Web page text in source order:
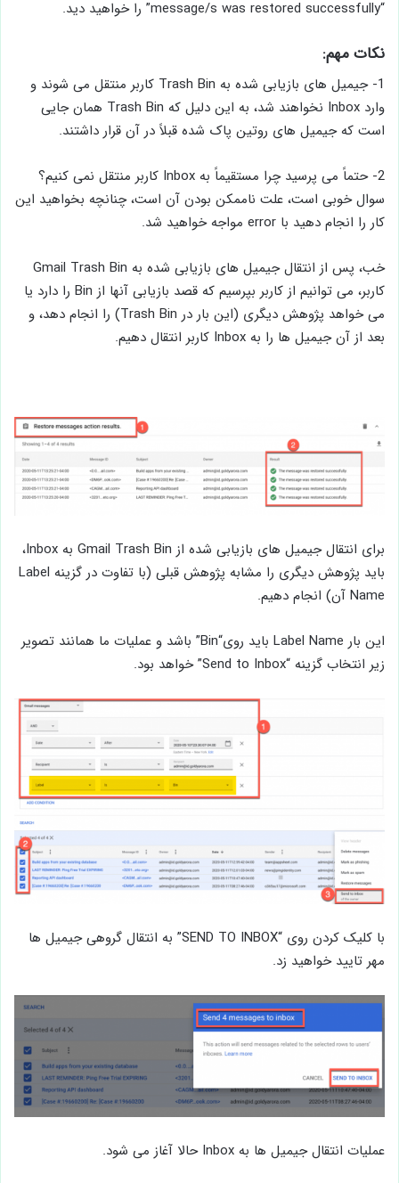
“message/s was restored successfully” را خواهید دید.
نکات مهم:
1- جیمیل های بازیابی شده به Trash Bin کاربر منتقل می شوند و
وارد Inbox نخواهند شد، به این دلیل که Trash Bin همان جایی
است که جیمیل های روتین پاک شده قبلاً در آن قرار داشتند.
2- حتماً می پرسید چرا مستقیماً به Inbox کاربر منتقل نمی کنیم؟
سوال خوبی است، علت ناممکن بودن آن است، چنانچه بخواهید این
کار را انجام دهید با error مواجه خواهید شد.
خب، پس از انتقال جیمیل های بازیابی شده به Gmail Trash Bin
کاربر، می توانیم از کاربر بپرسیم که قصد بازیابی آنها از Bin را دارد یا
می خواهد پژوهش دیگری (این بار در Trash Bin) را انجام دهد، و
بعد از آن جیمیل ها را به Inbox کاربر انتقال دهیم.
برای انتقال جیمیل های بازیابی شده از Gmail Trash Bin به Inbox،
باید پژوهش دیگری را مشابه پژوهش قبلی (با تفاوت در گزینه Label
Name آن) انجام دهیم.
این بار Label Name باید روی“Bin” باشد و عملیات ما همانند تصویر
زیر انتخاب گزینه “Send to Inbox” خواهد بود.
با کلیک کردن روی “SEND TO INBOX” به انتقال گروهی جیمیل ها
مهر تایید خواهید زد.
عملیات انتقال جیمیل ها به Inbox حالا آغاز می شود.